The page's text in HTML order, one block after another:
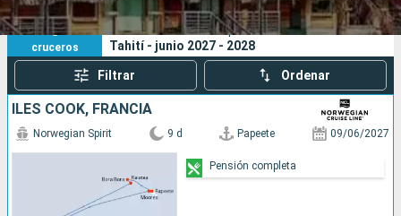
Puertos Compañías
Buscar
8
cruceros
Sus criterios de búsqueda:
Tahití - junio 2027 - 2028
Filtrar Ordenar
ILES COOK, FRANCIA
Norwegian Spirit 9 d Papeete 09/06/2027
Pensión completa